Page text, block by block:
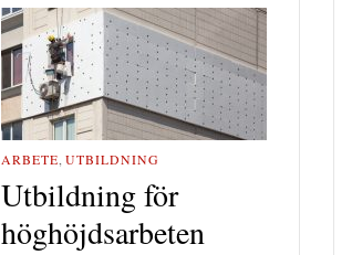
ARBETE UTBILDNING
Utbildning för
höghöjdsarbeten